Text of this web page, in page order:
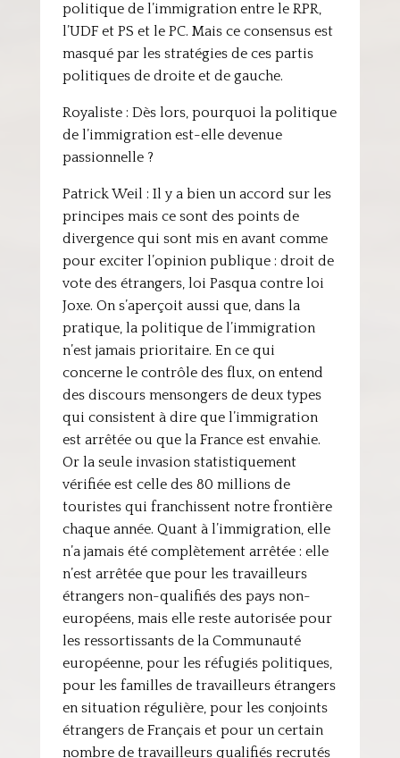
politique de l’immigration entre le RPR,
l’UDF et PS et le PC. Mais ce consensus est
masqué par les stratégies de ces partis
politiques de droite et de gauche.
Royaliste : Dès lors, pourquoi la politique
de l’immigration est-elle devenue
passionnelle ?
Patrick Weil : Il y a bien un accord sur les
principes mais ce sont des points de
divergence qui sont mis en avant comme
pour exciter l’opinion publique : droit de
vote des étrangers, loi Pasqua contre loi
Joxe. On s’aperçoit aussi que, dans la
pratique, la politique de l’immigration
n’est jamais prioritaire. En ce qui
concerne le contrôle des flux, on entend
des discours mensongers de deux types
qui consistent à dire que l’immigration
est arrêtée ou que la France est envahie.
Or la seule invasion statistiquement
vérifiée est celle des 80 millions de
touristes qui franchissent notre frontière
chaque année. Quant à l’immigration, elle
n’a jamais été complètement arrêtée : elle
n’est arrêtée que pour les travailleurs
étrangers non-qualifiés des pays non-
européens, mais elle reste autorisée pour
les ressortissants de la Communauté
européenne, pour les réfugiés politiques,
pour les familles de travailleurs étrangers
en situation régulière, pour les conjoints
étrangers de Français et pour un certain
nombre de travailleurs qualifiés recrutés